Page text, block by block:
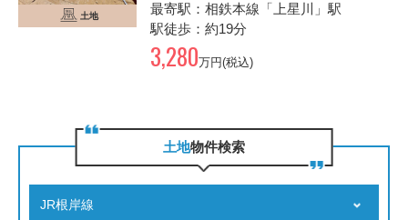
土地
最寄駅：相鉄本線「上星川」駅
駅徒歩：約19分
3,280万円(税込)
⼟地物件検索
JR根岸線